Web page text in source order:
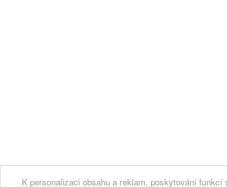
K personalizaci obsahu a reklam, poskytování